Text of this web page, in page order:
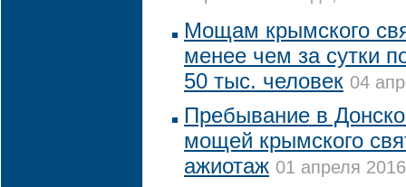
Мощам крымского
менее чем за сутки
50 тыс. человек 04
Пребывание в
мощей крымского
ажиотаж 01 апреля